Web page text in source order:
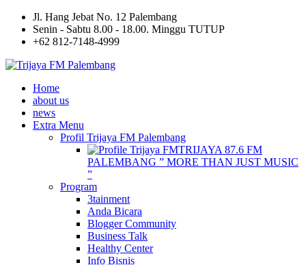
Jl. Hang Jebat No. 12 Palembang
Senin - Sabtu 8.00 - 18.00. Minggu TUTUP
+62 812-7148-4999
Home
about us
news
Extra Menu
Profil Trijaya FM Palembang
TRIJAYA 87.6 FM
PALEMBANG ” MORE THAN JUST MUSIC
”
Program
3tainment
Anda Bicara
Blogger Community
Business Talk
Healthy Center
Info Bisnis